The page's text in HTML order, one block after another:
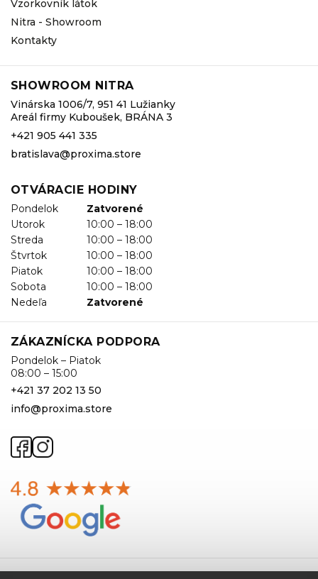
Vzorkovník látok
Nitra - Showroom
Kontakty
SHOWROOM NITRA
Vinárska 1006/7, 951 41 Lužianky
Areál firmy Kuboušek, BRÁNA 3
+421 905 441 335
bratislava@proxima.store
OTVÁRACIE HODINY
Pondelok
Zatvorené
Utorok
10:00 – 18:00
Streda
10:00 – 18:00
Štvrtok
10:00 – 18:00
Piatok
10:00 – 18:00
Sobota
10:00 – 18:00
Nedeľa
Zatvorené
ZÁKAZNÍCKA PODPORA
Pondelok – Piatok
08:00 – 15:00
+421 37 202 13 50
info@proxima.store